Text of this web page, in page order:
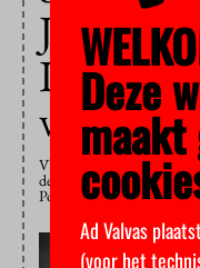
Jardo
van
VU-student science,
de Innovatiefste Student
Power, waarmee hij werkt
Deze
Ad Valvas
(voor het